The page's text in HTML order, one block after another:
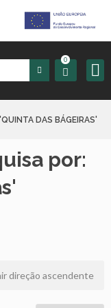
0
DAS BÁGEIRAS'
por: